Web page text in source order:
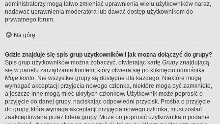
administratorzy mogą łatwo zmieniać uprawnienia wielu użytkowników naraz,
nadawać uprawnienia moderatora lub dawać dostęp użytkownikom do
prywatnego forum.
Na górę
Gdzie znajduje się spis grup użytkowników i jak można dołączyć do grupy?
Spis grup użytkowników można zobaczyć, otwierając kartę Grupyznajdującą
się w panelu zarządzania kontem, który otwiera się po kliknięciu odnośnika
Moje konto. Nie wszystkie grupy są dostępne dla każdego. Niektóre mogą
wymagać akceptacji przyjęcia nowego członka, niektóre mogą być zamknięte,
a jeszcze inne mogą mieć ukrytych członków. Użytkownik może poprosić o
przyjęcie do danej grupy, naciskając odpowiedni przycisk. Prośba o przyjęcie
do grupy, która wymaga akceptacji przyjęcia nowego członka, musi zostać
zaakceptowana przez lidera grupy. Może on poprosić użytkownika o podanie